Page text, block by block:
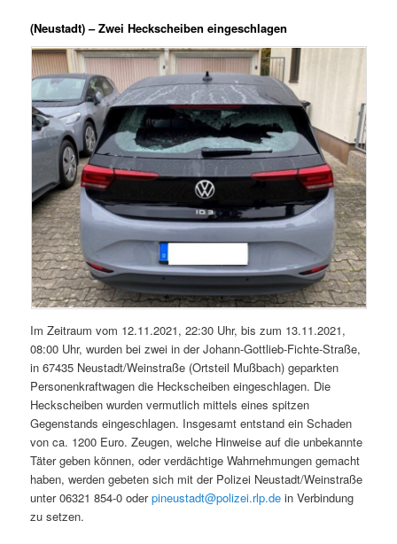
(Neustadt) – Zwei Heckscheiben eingeschlagen
Im Zeitraum vom 12.11.2021, 22:30 Uhr, bis zum 13.11.2021,
08:00 Uhr, wurden bei zwei in der Johann-Gottlieb-Fichte-Straße,
in 67435 Neustadt/Weinstraße (Ortsteil Mußbach) geparkten
Personenkraftwagen die Heckscheiben eingeschlagen. Die
Heckscheiben wurden vermutlich mittels eines spitzen
Gegenstands eingeschlagen. Insgesamt entstand ein Schaden
von ca. 1200 Euro. Zeugen, welche Hinweise auf die unbekannte
Täter geben können, oder verdächtige Wahrnehmungen gemacht
haben, werden gebeten sich mit der Polizei Neustadt/Weinstraße
unter 06321 854-0 oderpineustadt@polizei.rlp.de in Verbindung
zu setzen.